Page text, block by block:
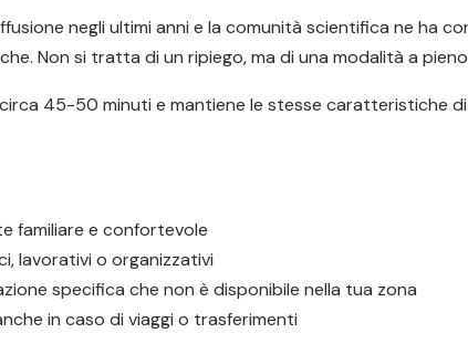
negli ultimi anni e la comunità scientifica ne ha
Non si tratta di un ripiego, ma di una modalità a
45-50 minuti e mantiene le stesse caratteristiche
familiare e confortevole
lavorativi o organizzativi
specifica che non è disponibile nella tua zona
in caso di viaggi o trasferimenti